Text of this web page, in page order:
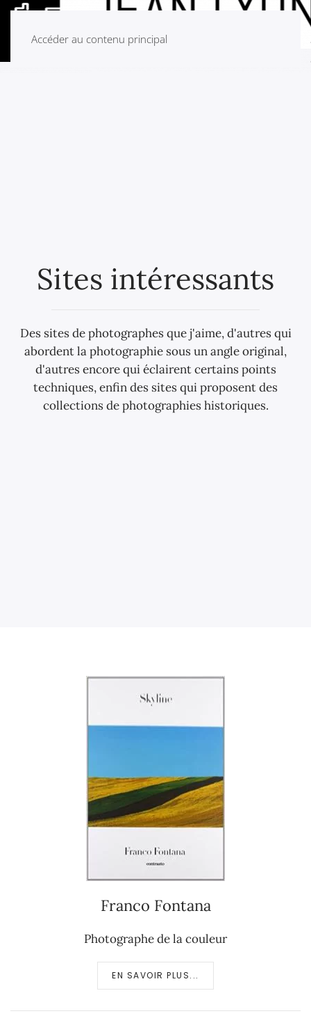
Accéder au contenu principal
Sites intéressants
Des sites de photographes que j'aime, d'autres qui
abordent la photographie sous un angle original,
d'autres encore qui éclairent certains points
techniques, enfin des sites qui proposent des
collections de photographies historiques.
Franco Fontana
Photographe de la couleur
EN SAVOIR PLUS...